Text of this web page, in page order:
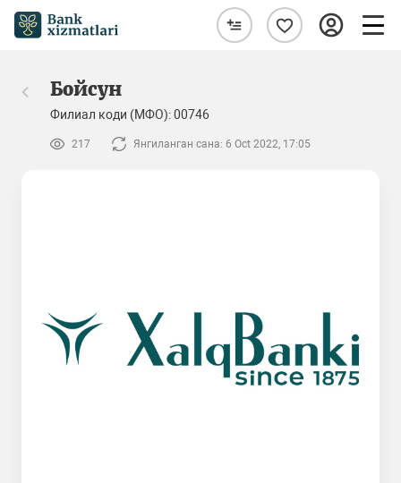
Бойсун
Филиал коди (МФО): 00746
217 Янгиланган сана: 6 Oct 2022, 17:05